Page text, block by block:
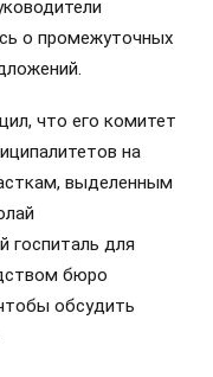
о промежуточных
что его комитет
на
выделенным
госпиталь для
бюро
обсудить